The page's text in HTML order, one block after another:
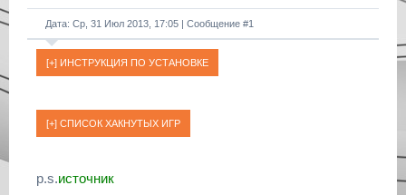
Дата: Ср, 31 Июл 2013, 17:05 | Сообщение #1
p.s.источник